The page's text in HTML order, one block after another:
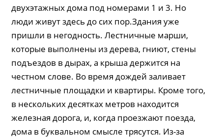
двухэтажных дома под номерами 1 и 3. Но
люди живут здесь до сих пор.Здания уже
пришли в негодность. Лестничные марши,
которые выполнены из дерева, гниют, стены
подъездов в дырах, а крыша держится на
честном слове. Во время дождей заливает
лестничные площадки и квартиры. Кроме того,
в нескольких десятках метров находится
железная дорога, и, когда проезжают поезда,
дома в буквальном смысле трясутся. Из-за